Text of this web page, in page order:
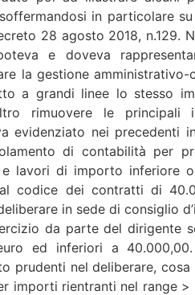
in particolare
28 agosto 2018, n.129.
e doveva
la gestione
a grandi linee lo stesso
rimuovere le principali
evidenziato nei
di contabilità per
lavori di importo inferiore
codice dei contratti di
in sede di consiglio
da parte del dirigente
ed inferiori a
prudenti nel deliberare,
importi rientranti nel range